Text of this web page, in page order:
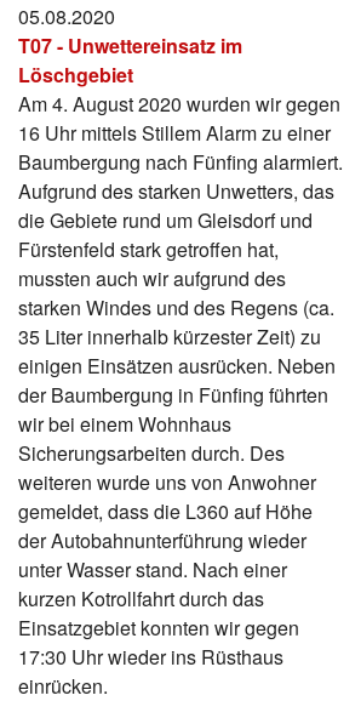
05.08.2020
T07 - Unwettereinsatz im
Löschgebiet
Am 4. August 2020 wurden wir gegen
16 Uhr mittels Stillem Alarm zu einer
Baumbergung nach Fünfing alarmiert.
Aufgrund des starken Unwetters, das
die Gebiete rund um Gleisdorf und
Fürstenfeld stark getroffen hat,
mussten auch wir aufgrund des
starken Windes und des Regens (ca.
35 Liter innerhalb kürzester Zeit) zu
einigen Einsätzen ausrücken. Neben
der Baumbergung in Fünfing führten
wir bei einem Wohnhaus
Sicherungsarbeiten durch. Des
weiteren wurde uns von Anwohner
gemeldet, dass die L360 auf Höhe
der Autobahnunterführung wieder
unter Wasser stand. Nach einer
kurzen Kotrollfahrt durch das
Einsatzgebiet konnten wir gegen
17:30 Uhr wieder ins Rüsthaus
einrücken.